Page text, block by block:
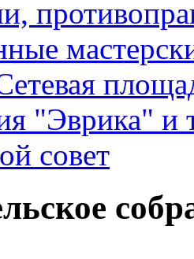
"Эврика" и
совет